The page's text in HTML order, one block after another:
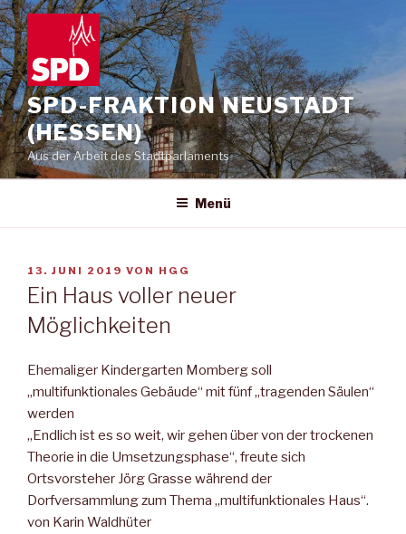
Zum
Inhalt
springen
SPD-FRAKTION NEUSTADT
(HESSEN)
Aus der Arbeit des Stadtparlaments
Menü
VERÖFFENTLICHT
AM
13. JUNI 2019 VON HGG
Ein Haus voller neuer
Möglichkeiten
Ehemaliger Kindergarten Momberg soll
„multifunktionales Gebäude“ mit fünf „tragenden Säulen“
werden
„Endlich ist es so weit, wir gehen über von der trockenen
Theorie in die Umsetzungsphase“, freute sich
Ortsvorsteher Jörg Grasse während der
Dorfversammlung zum Thema „multifunktionales Haus“.
von Karin Waldhüter